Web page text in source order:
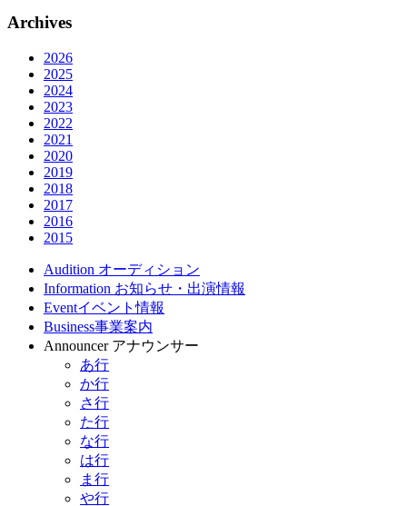
Archives
2026
2025
2024
2023
2022
2021
2020
2019
2018
2017
2016
2015
Audition オーディション
Information お知らせ・出演情報
Eventイベント情報
Business事業案内
Announcer アナウンサー
あ行
か行
さ行
た行
な行
は行
ま行
や行